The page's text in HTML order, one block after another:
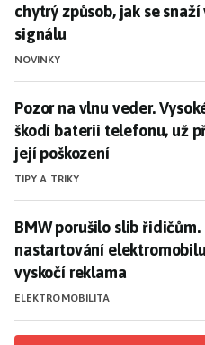
chytrý způsob, jak se
signálu
NOVINKY
Pozor na vlnu veder.
Pozor na vlnu veder.
škodí baterii telefonu, už
její poškození
TIPY A TRIKY
BMW porušilo slib
BMW porušilo slib řidičům.
nastartování
vyskočí reklama
ELEKTROMOBILITA